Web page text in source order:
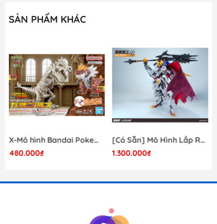
SẢN PHẨM KHÁC
X-Mô hình Bandai Pokemon PLAMO COLLECTION Fossil Pokemon Series Tyrantrum
480.000₫
[Có Sẵn] Mô Hình Lắp Ráp 1/60 Barbatos Logar Wolf Remains Meavy Industries
1.300.000₫